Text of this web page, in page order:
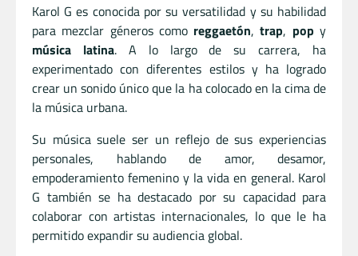
Karol G es conocida por su versatilidad y su habilidad
para mezclar géneros como reggaetón,trap, pop y
música latina. A lo largo de su carrera, ha
experimentado con diferentes estilos y ha logrado
crear un sonido único que la ha colocado en la cima de
la música urbana.
Su música suele ser un reflejo de sus experiencias
personales, hablando de amor, desamor,
empoderamiento femenino y la vida en general. Karol
G también se ha destacado por su capacidad para
colaborar con artistas internacionales, lo que le ha
permitido expandir su audiencia global.